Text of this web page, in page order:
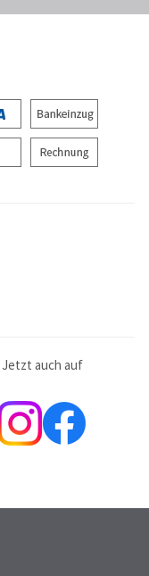
Jetzt auch auf